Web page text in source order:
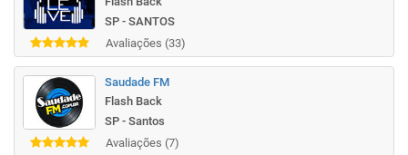
SP - SANTOS
Avaliações (33)
Saudade FM
Flash Back
SP - Santos
Avaliações (7)